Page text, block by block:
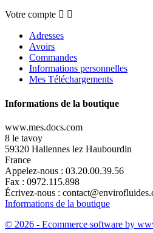
Votre compte  
Adresses
Avoirs
Commandes
Informations personnelles
Mes Téléchargements
Informations de la boutique
www.mes.docs.com
8 le tavoy
59320 Hallennes lez Haubourdin
France
Appelez-nous : 03.20.00.39.56
Fax : 0972.115.898
Écrivez-nous :
Informations de la boutique
© 2026 - Ecommerce software by